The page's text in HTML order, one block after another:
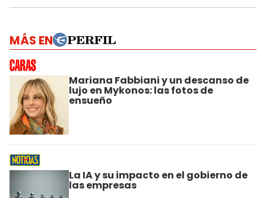
MÁS EN
Mariana Fabbiani y un descanso de
lujo en Mykonos: las fotos de
ensueño
La IA y su impacto en el gobierno de
las empresas